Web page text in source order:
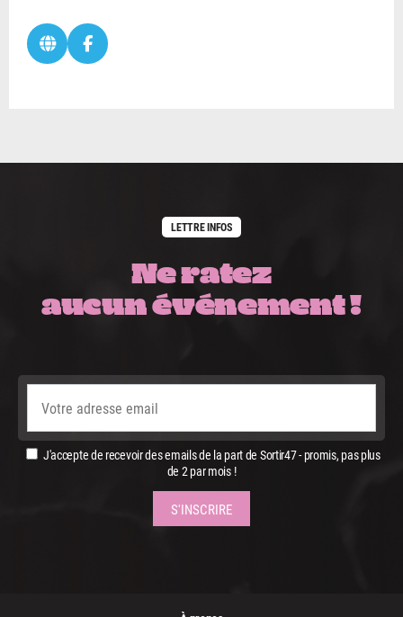
LETTRE INFOS
Ne ratez
aucun événement !
J'accepte de recevoir des emails de la part de Sortir47 - promis, pas plus
de 2 par mois !